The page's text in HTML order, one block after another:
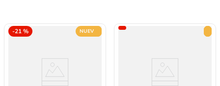
-21 % NUEVO